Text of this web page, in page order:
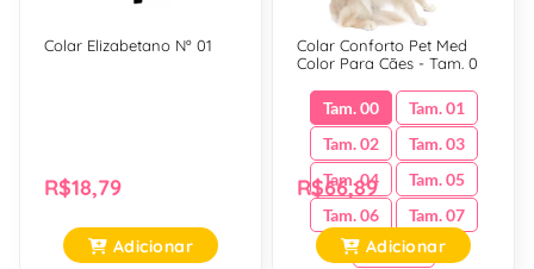
Colar Elizabetano Nº 01
R$18,79
Adicionar
Colar Conforto Pet Med
Color Para Cães - Tam. 0
Tam. 00
Tam. 01
Tam. 02
Tam. 03
Tam. 04
Tam. 05
Tam. 06
Tam. 07
Tam. 08
R$66,89
Adicionar